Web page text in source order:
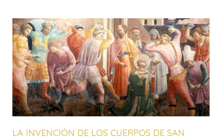
LA INVENCIÓN DE LOS CUERPOS DE SAN